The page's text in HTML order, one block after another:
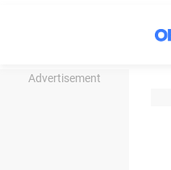
Advertisement